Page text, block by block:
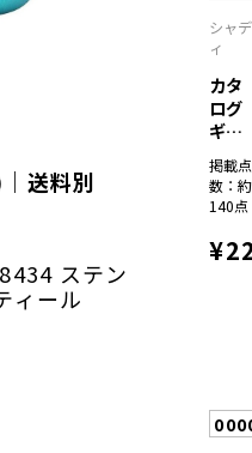
送料別
ステン
ィール
シャデ
ィ
カタ
ログ
ギフ
彩...
掲載点
数：約
140点